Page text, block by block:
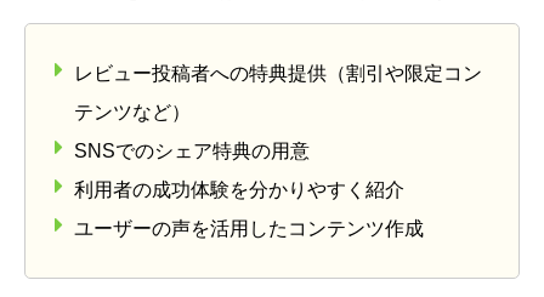
レビュー投稿者への特典提供（割引や限定コン
テンツなど）
SNSでのシェア特典の用意
利用者の成功体験を分かりやすく紹介
ユーザーの声を活用したコンテンツ作成